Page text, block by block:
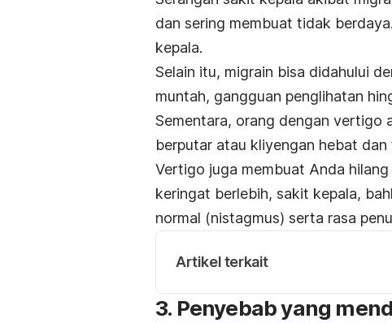
dan sering membuat tidak
kepala.
Selain itu, migrain bisa didahului
muntah, gangguan penglihatan
Sementara, orang dengan vertigo
berputar atau kliyengan hebat
Vertigo juga membuat Anda
keringat berlebih, sakit kepala,
normal (nistagmus) serta rasa
Artikel terkait
3. Penyebab yang